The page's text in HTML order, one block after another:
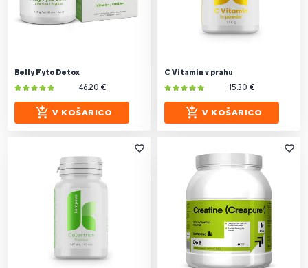
Belly Fyto Detox
46.20 €
V KOŠARICO
C Vitamin v prahu
15.30 €
V KOŠARICO